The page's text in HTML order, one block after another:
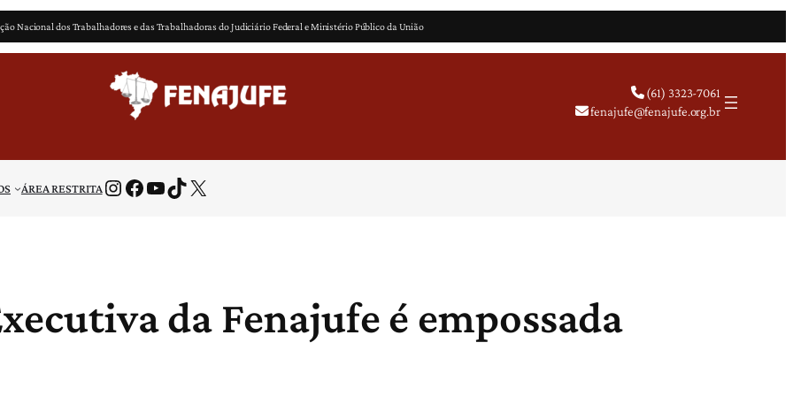
Nacional dos Trabalhadores e das Trabalhadoras do Judiciário Federal e Ministério Público da União
(61) 3323-7061
fenajufe@fenajufe.org.br
ÁREA RESTRITAInstagram Facebook Youtube TikTok X
da Fenajufe é empossada